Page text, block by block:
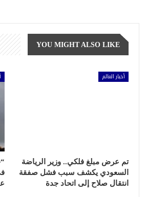
YOU MIGHT ALSO LIKE
أخبار العالم
تم عرض مبلغ فلكي.. وزير الرياضة
السعودي يكشف سبب فشل صفقة
انتقال صلاح إلى اتحاد جدة